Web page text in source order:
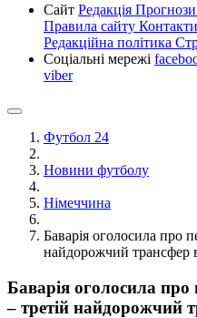
Сайт Редакція Прогнози
Правила сайту Контакти
Редакційна політика
Соціальні мережі
viber
Футбол 24
Новини футболу
Німеччина
Баварія оголосила про
найдорожчий трансфер в
Баварія оголосила про
– третій найдорожчий